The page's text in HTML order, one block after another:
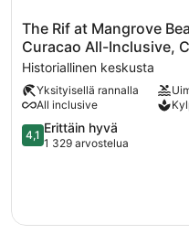
The
Rif
at
Mangrove
Beach
Corendon
Curacao
All-
Historiallinen
The Rif at Mangrove
Curacao All-Inclusive,
Historiallinen keskusta
Yksityisellä rannalla
All inclusive
4.1
kautta
arvostelua
4,1 Erittäin hyvä
1 329 arvostelua